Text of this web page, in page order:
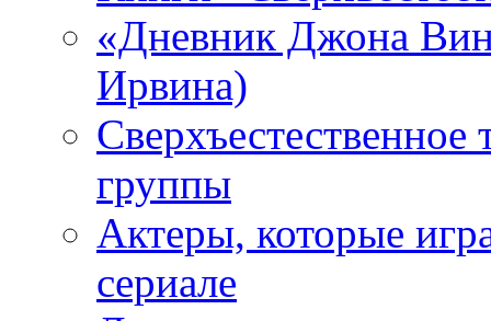
«Дневник Джона
Ирвина)
Сверхъестественное
группы
Актеры, которые
сериале